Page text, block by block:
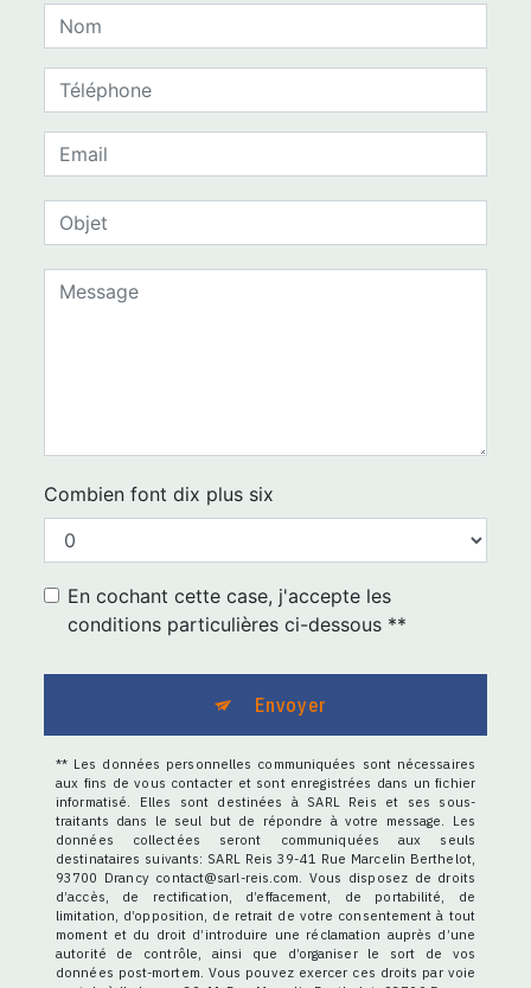
Combien font dix plus six
En cochant cette case, j'accepte les
conditions particulières ci-dessous **
Envoyer
** Les données personnelles communiquées sont nécessaires
aux fins de vous contacter et sont enregistrées dans un fichier
informatisé. Elles sont destinées à SARL Reis et ses sous-
traitants dans le seul but de répondre à votre message. Les
données collectées seront communiquées aux seuls
destinataires suivants: SARL Reis 39-41 Rue Marcelin Berthelot,
93700 Drancy contact@sarl-reis.com. Vous disposez de droits
d’accès, de rectification, d’effacement, de portabilité, de
limitation, d’opposition, de retrait de votre consentement à tout
moment et du droit d’introduire une réclamation auprès d’une
autorité de contrôle, ainsi que d’organiser le sort de vos
données post-mortem. Vous pouvez exercer ces droits par voie